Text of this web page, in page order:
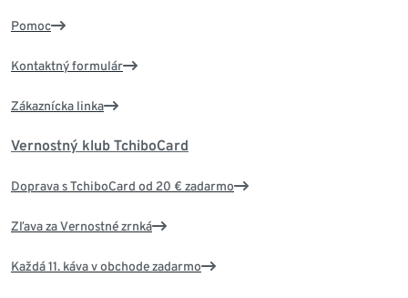
Pomoc
Kontaktný formulár
Zákaznícka linka
Vernostný klub TchiboCard
Doprava s TchiboCard od 20 € zadarmo
Zľava za Vernostné zrnká
Každá 11. káva v obchode zadarmo